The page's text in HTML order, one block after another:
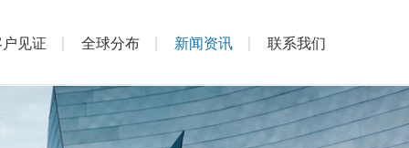
见证 全球分布 新闻资讯 联系我们